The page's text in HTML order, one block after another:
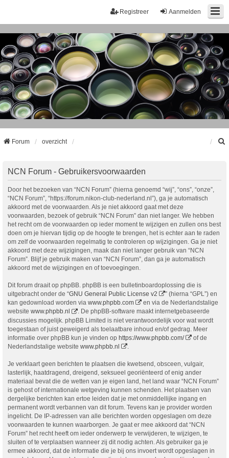
Aanmelden
Registreer
Forum overzicht
NCN Forum - Gebruikersvoorwaarden
Door het bezoeken van “NCN Forum” (hierna genoemd “wij”, “ons”, “onze”,
“NCN Forum”, “https://forum.nikon-club-nederland.nl”), ga je automatisch
akkoord met de voorwaarden. Als je niet akkoord gaat met deze
voorwaarden, bezoek of gebruik “NCN Forum” dan niet langer. We hebben
het recht om de voorwaarden op ieder moment te wijzigen en zullen ons best
doen om je hiervan tijdig op de hoogte te brengen, het is echter aan te raden
om zelf de voorwaarden regelmatig te controleren op wijzigingen. Ga je niet
akkoord met deze wijzigingen, maak dan niet langer gebruik van “NCN
Forum”. Blijf je gebruik maken van “NCN Forum”, dan ga je automatisch
akkoord met de wijzigingen en of toevoegingen.
Dit forum draait op phpBB. phpBB is een bulletinboardoplossing die is
uitgebracht onder de “GNU General Public License v2
” (hierna “GPL”) en
kan gedownload worden via www.phpbb.com
en via de Nederlandstalige
website www.phpbb.nl
. De phpBB-software maakt internetgebaseerde
discussies mogelijk. phpBB Limited is niet verantwoordelijk voor wat wordt
toegestaan of juist geweigerd als toelaatbare inhoud en/of gedrag. Meer
informatie over phpBB kun je vinden op https://www.phpbb.com/
of de
Nederlandstalige website www.phpbb.nl .
Je verklaart geen berichten te plaatsen die kwetsend, obsceen, vulgair,
lasterlijk, haatdragend, dreigend, seksueel georiënteerd of enig ander
materiaal bevat die de wetten van je eigen land, het land waar “NCN Forum”
is gehost of internationale wetgeving kunnen schenden. Het plaatsen van
dergelijke berichten kan ertoe leiden dat je met onmiddellijke ingang en
permanent wordt verbannen van dit forum. Tevens kan je provider worden
ingelicht. De IP-adressen van alle berichten worden opgeslagen om deze
voorwaarden te kunnen waarborgen. Je gaat er mee akkoord dat “NCN
Forum” het recht heeft om ieder onderwerp te verwijderen, te wijzigen, te
sluiten of te verplaatsen wanneer zij dit nodig achten. Als gebruiker ga je
ermee akkoord, dat de informatie die je bij ons invoert wordt opgeslagen in